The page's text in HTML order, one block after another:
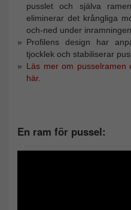
pusslet och själva
eliminerar det krångliga
och-ned under inramningen.
Profilens design har
tjocklek och stabiliserar
Läs mer om
här.
En ram för pussel: